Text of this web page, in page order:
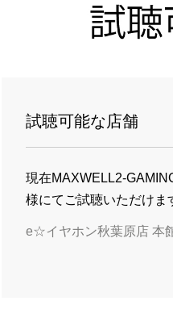
試聴可能な店舗
現在MAXWELL2-
様にてご試聴いただけま
e☆イヤホン秋葉原店 本